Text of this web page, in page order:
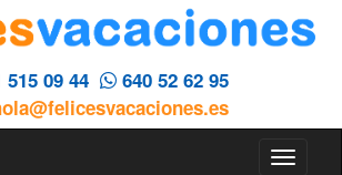
515 09 44
640 52 62 95